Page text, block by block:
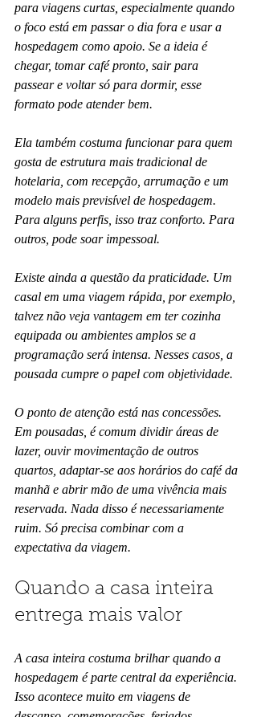
para viagens curtas, especialmente quando
o foco está em passar o dia fora e usar a
hospedagem como apoio. Se a ideia é
chegar, tomar café pronto, sair para
passear e voltar só para dormir, esse
formato pode atender bem.
Ela também costuma funcionar para quem
gosta de estrutura mais tradicional de
hotelaria, com recepção, arrumação e um
modelo mais previsível de hospedagem.
Para alguns perfis, isso traz conforto. Para
outros, pode soar impessoal.
Existe ainda a questão da praticidade. Um
casal em uma viagem rápida, por exemplo,
talvez não veja vantagem em ter cozinha
equipada ou ambientes amplos se a
programação será intensa. Nesses casos, a
pousada cumpre o papel com objetividade.
O ponto de atenção está nas concessões.
Em pousadas, é comum dividir áreas de
lazer, ouvir movimentação de outros
quartos, adaptar-se aos horários do café da
manhã e abrir mão de uma vivência mais
reservada. Nada disso é necessariamente
ruim. Só precisa combinar com a
expectativa da viagem.
Quando a casa inteira
entrega mais valor
A casa inteira costuma brilhar quando a
hospedagem é parte central da experiência.
Isso acontece muito em viagens de